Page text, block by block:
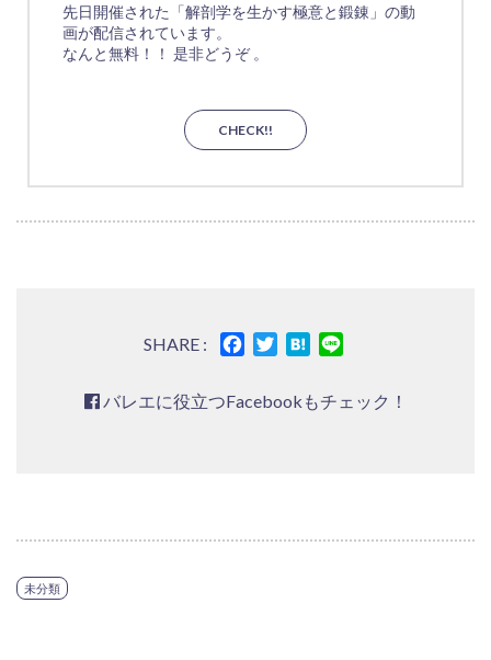
先日開催された「解剖学を生かす極意と鍛錬」の動
画が配信されています。
なんと無料！！ 是非どうぞ 。
CHECK!!
SHARE : FacebookTwitterHatena
バレエに役立つFacebookもチェック！
未分類